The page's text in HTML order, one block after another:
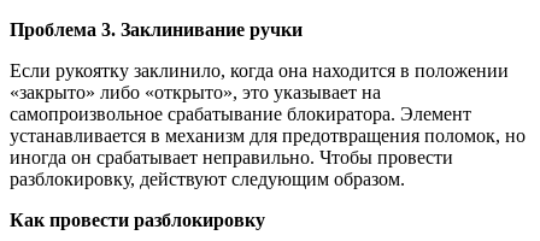
Проблема 3. Заклинивание ручки
Если рукоятку заклинило, когда она находится в положении
«закрыто» либо «открыто», это указывает на
самопроизвольное срабатывание блокиратора. Элемент
устанавливается в механизм для предотвращения поломок, но
иногда он срабатывает неправильно. Чтобы провести
разблокировку, действуют следующим образом.
Как провести разблокировку